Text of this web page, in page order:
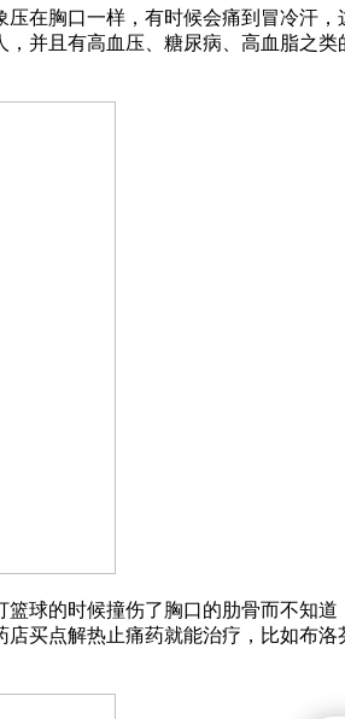
在胸口一样，有时候会痛到冒冷汗，
并且有高血压、糖尿病、高血脂之类
球的时候撞伤了胸口的肋骨而不知道
买点解热止痛药就能治疗，比如布洛